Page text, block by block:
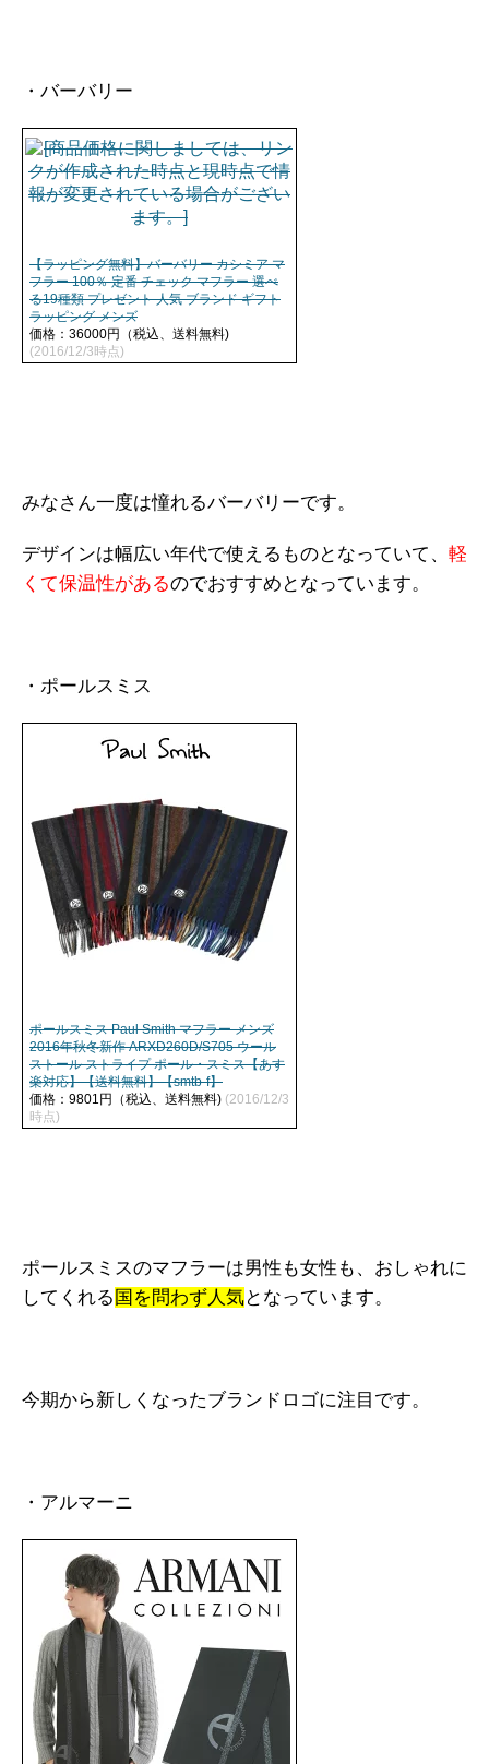
・バーバリー
【ラッピング無料】バーバリー カシミア マ
フラー 100％ 定番 チェック マフラー 選べ
る19種類 プレゼント 人気 ブランド ギフト
ラッピング メンズ
価格：36000円（税込、送料無料)
(2016/12/3時点)
みなさん一度は憧れるバーバリーです。
デザインは幅広い年代で使えるものとなっていて、 軽
くて保温性があるのでおすすめとなっています。
・ポールスミス
ポールスミス Paul Smith マフラー メンズ
2016年秋冬新作 ARXD260D/S705 ウール
ストール ストライプ ポール・スミス【あす
楽対応】【送料無料】【smtb-f】
価格：9801円（税込、送料無料) (2016/12/3
時点)
ポールスミスのマフラーは男性も女性も、おしゃれに
してくれる 国を問わず人気となっています。
今期から新しくなったブランドロゴに注目です。
・アルマーニ